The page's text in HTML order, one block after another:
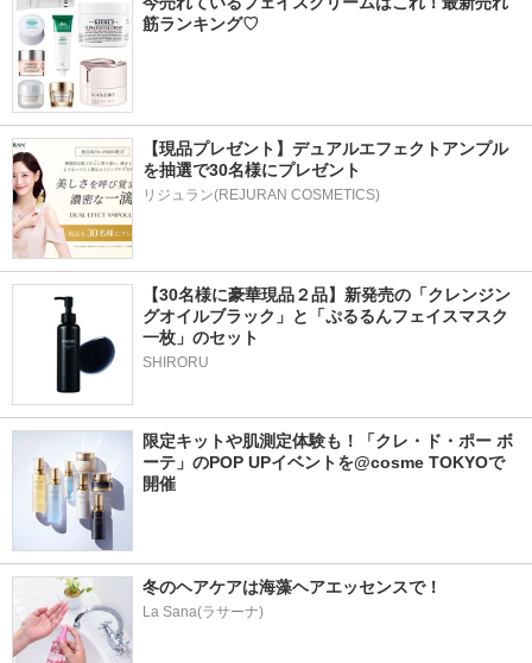
筋ランキング♡
【現品プレゼント】デュアルエフェクトアンプル
を抽選で30名様にプレゼント
リジュラン(REJURAN COSMETICS)
【30名様に豪華現品２品】新発売の「クレンジン
グオイルブラック」と「ぷるるんフェイスマスク
一枚」のセット
SHIRORU
限定キットや肌測定体験も！「クレ・ド・ポー ボ
ーテ」のPOP UPイベントを@cosme TOKYOで
開催
冬のヘアケアは海藻ヘアエッセンスで！
La Sana(ラサーナ)